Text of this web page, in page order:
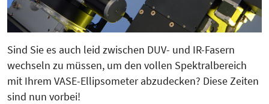
Sind Sie es auch leid zwischen DUV- und IR-Fasern
wechseln zu müssen, um den vollen Spektralbereich
mit Ihrem VASE-Ellipsometer abzudecken? Diese Zeiten
sind nun vorbei!